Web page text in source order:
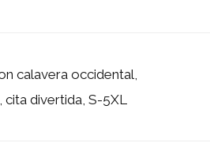
calavera occidental,
cita divertida, S-5XL